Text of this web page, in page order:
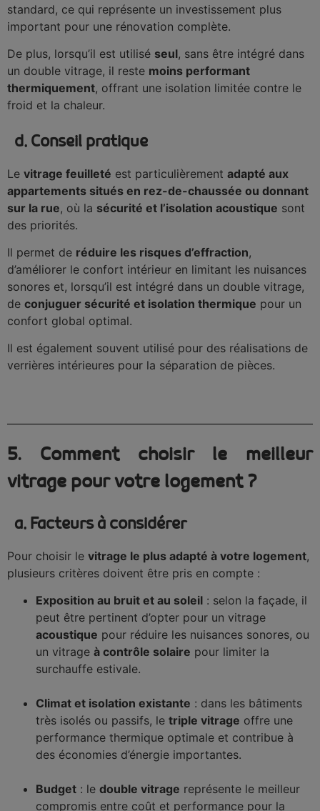
standard, ce qui représente un investissement plus
important pour une rénovation complète.
De plus, lorsqu’il est utilisé seul, sans être intégré dans
un double vitrage, il reste moins performant
thermiquement, offrant une isolation limitée contre le
froid et la chaleur.
d. Conseil pratique
Le vitrage feuilleté est particulièrement adapté aux
appartements situés en rez-de-chaussée ou donnant
sur la rue, où la sécurité et l’isolation acoustique sont
des priorités.
Il permet de réduire les risques d’effraction,
d’améliorer le confort intérieur en limitant les nuisances
sonores et, lorsqu’il est intégré dans un double vitrage,
de conjuguer sécurité et isolation thermique pour un
confort global optimal.
Il est également souvent utilisé pour des réalisations de
verrières intérieures pour la séparation de pièces.
5. Comment choisir le meilleur
vitrage pour votre logement ?
a. Facteurs à considérer
Pour choisir le vitrage le plus adapté à votre logement,
plusieurs critères doivent être pris en compte :
Exposition au bruit et au soleil : selon la façade, il
peut être pertinent d’opter pour un vitrage
acoustique pour réduire les nuisances sonores, ou
un vitrage à contrôle solaire pour limiter la
surchauffe estivale.
Climat et isolation existante : dans les bâtiments
très isolés ou passifs, le triple vitrage offre une
performance thermique optimale et contribue à
des économies d’énergie importantes.
Budget : le double vitrage représente le meilleur
compromis entre coût et performance pour la